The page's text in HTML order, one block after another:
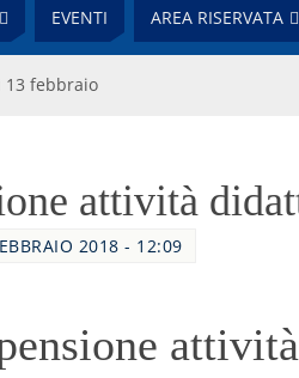
EVENTI AREA RISERVATA
13 febbraio
attività
2018 - 12:09